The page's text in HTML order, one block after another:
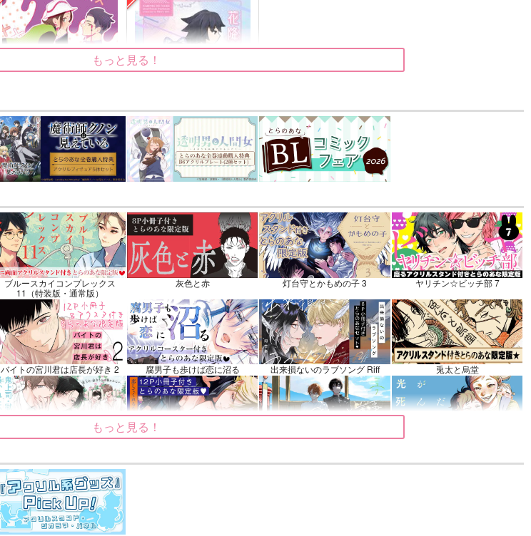
カラセイLOG
専売 499円（税込）
その他 カラスバ×セイカ
サンプル 再販希望
花降る頃まであとすこし
専売 629円（税込）
鬼滅の刃
冨岡義勇×胡蝶しのぶ
サンプル
もっと見る！
ブルースカイコンプレックス
11（特装版・通常版）
灰色と赤 灯台守とかもめの子 3 ヤリチン☆ビッチ部 7
バイトの宮川君は店長が好き 2 腐男子も歩けば恋に沼る 出来損ないのラブソング Riff 兎太と烏堂
忠犬部下とツンデレ少尉 2
もっと見る！